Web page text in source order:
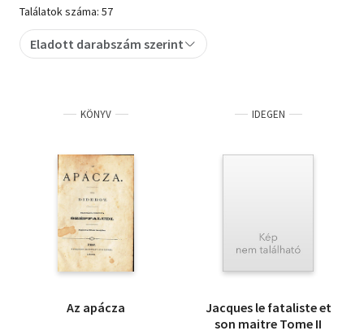
Művészet
Szakkönyv
Tankönyv, segédkönyv
Társadalomtudomány
Természettudomány
Történelem
Találatok száma: 57
Eladott darabszám szerint
KÖNYV
Az apácza
IDEGEN
Jacques le fataliste et
son maitre Tome II